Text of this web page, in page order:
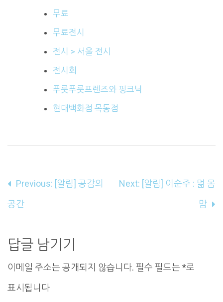
무료
무료전시
전시 > 서울 전시
전시회
푸룻푸룻프렌즈와 핑크닉
현대백화점 목동점
글
내
게
이
션
Previous: [알림] 공감의
공간
Next: [알림] 이순주 : 멂 몸
맘
답글 남기기
이메일 주소는 공개되지 않습니다. 필수 필드는 *로
표시됩니다